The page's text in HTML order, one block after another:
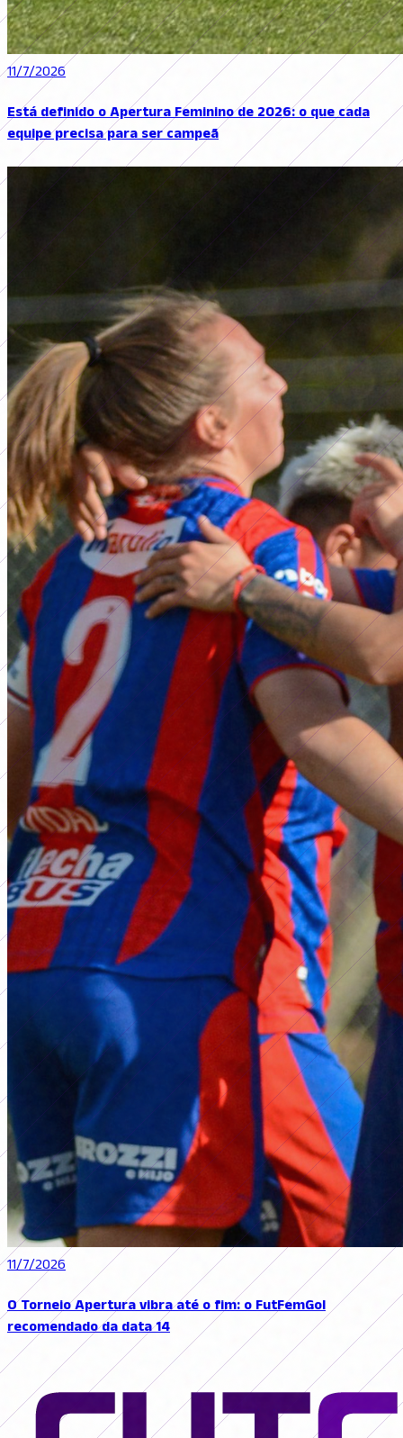
11/7/2026
Está definido o Apertura Feminino de 2026: o que cada
equipe precisa para ser campeã
11/7/2026
O Torneio Apertura vibra até o fim: o FutFemGol
recomendado da data 14